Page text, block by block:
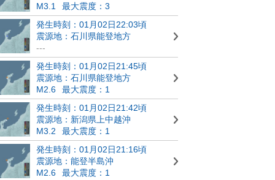
M3.1
最大震度：3
発生時刻：01月02日22:03頃
震源地：石川県能登地方
---
発生時刻：01月02日21:45頃
震源地：石川県能登地方
M2.6
最大震度：1
発生時刻：01月02日21:42頃
震源地：新潟県上中越沖
M3.2
最大震度：1
発生時刻：01月02日21:16頃
震源地：能登半島沖
M2.6
最大震度：1